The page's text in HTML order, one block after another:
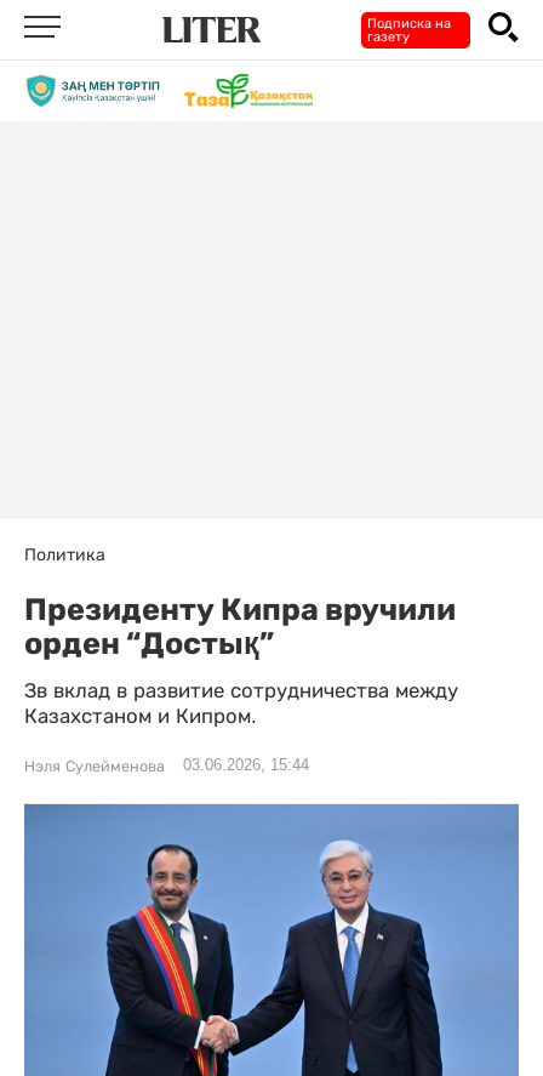
Подписка на
газету
Политика
Президенту Кипра вручили
орден “Достық”
Зв вклад в развитие сотрудничества между
Казахстаном и Кипром.
Нэля Сулейменова 03.06.2026, 15:44